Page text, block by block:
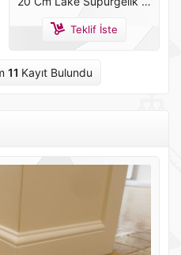
Teklif İste
11 Kayıt Bulundu